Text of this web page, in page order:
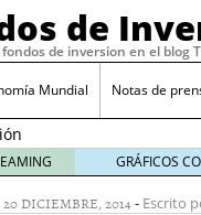
de
de inversion en el blog
Mundial Notas de
GRÁFICOS
20 DICIEMBRE, 2014- Escrito